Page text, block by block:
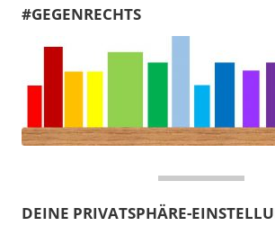
#GEGENRECHTS
DEINE PRIVATSPHÄRE-